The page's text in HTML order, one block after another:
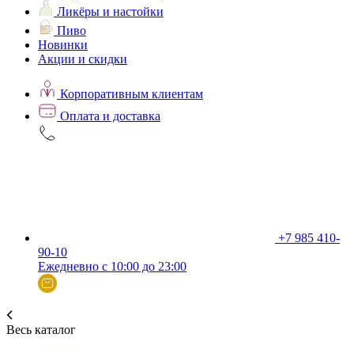
Ликёры и настойки
Пиво
Новинки
Акции и скидки
Корпоративным клиентам
Оплата и доставка
+7 985 410-
90-10
Ежедневно с 10:00 до 23:00
Весь каталог